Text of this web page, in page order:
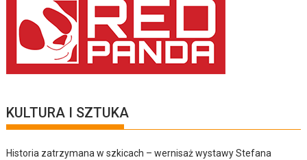
KULTURA I SZTUKA
Historia zatrzymana w szkicach – wernisaż wystawy Stefana